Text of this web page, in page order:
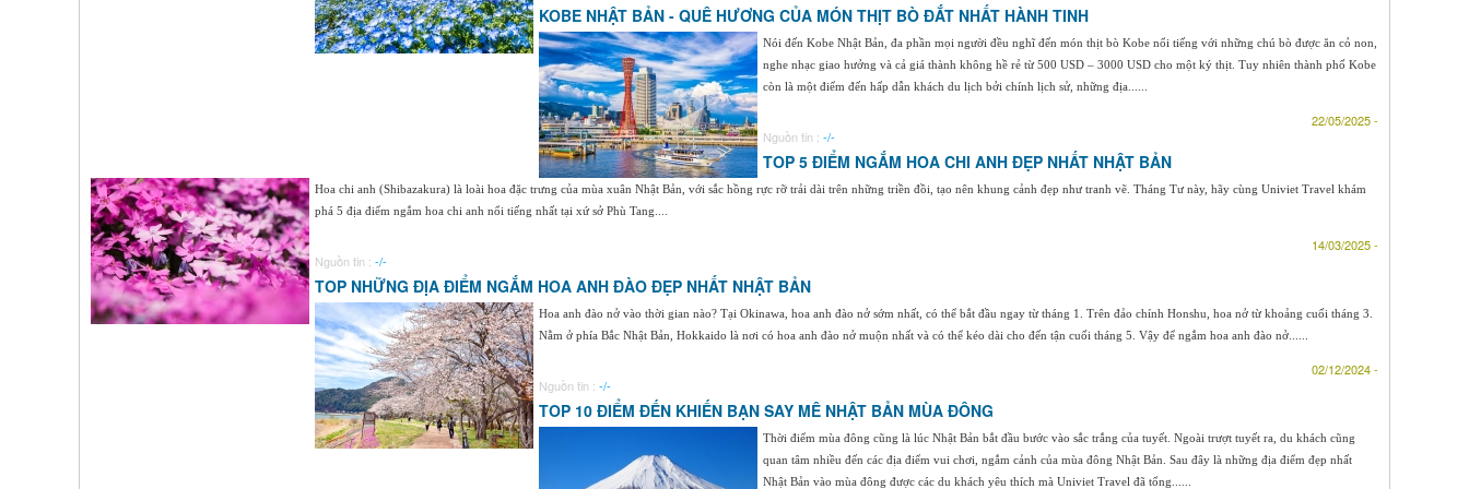
KOBE NHẬT BẢN - QUÊ HƯƠNG CỦA MÓN THỊT BÒ ĐẮT NHẤT HÀNH TINH
Nói đến Kobe Nhật Bản, đa phần mọi người đều nghĩ đến món thịt bò Kobe nổi tiếng với những chú bò được ăn cỏ non,
nghe nhạc giao hưởng và cả giá thành không hề rẻ từ 500 USD – 3000 USD cho một ký thịt. Tuy nhiên thành phố Kobe
còn là một điểm đến hấp dẫn khách du lịch bởi chính lịch sử, những địa......
22/05/2025 -
Nguồn tin : -/-
TOP 5 ĐIỂM NGẮM HOA CHI ANH ĐẸP NHẤT NHẬT BẢN
Hoa chi anh (Shibazakura) là loài hoa đặc trưng của mùa xuân Nhật Bản, với sắc hồng rực rỡ trải dài trên những triền đồi, tạo nên khung cảnh đẹp như tranh vẽ. Tháng Tư này, hãy cùng Univiet Travel khám
phá 5 địa điểm ngắm hoa chi anh nổi tiếng nhất tại xứ sở Phù Tang....
14/03/2025 -
Nguồn tin : -/-
TOP NHỮNG ĐỊA ĐIỂM NGẮM HOA ANH ĐÀO ĐẸP NHẤT NHẬT BẢN
Hoa anh đào nở vào thời gian nào? Tại Okinawa, hoa anh đào nở sớm nhất, có thể bắt đầu ngay từ tháng 1. Trên đảo chính Honshu, hoa nở từ khoảng cuối tháng 3.
Nằm ở phía Bắc Nhật Bản, Hokkaido là nơi có hoa anh đào nở muộn nhất và có thể kéo dài cho đến tận cuối tháng 5. Vậy để ngắm hoa anh đào nở......
02/12/2024 -
Nguồn tin : -/-
TOP 10 ĐIỂM ĐẾN KHIẾN BẠN SAY MÊ NHẬT BẢN MÙA ĐÔNG
Thời điểm mùa đông cũng là lúc Nhật Bản bắt đầu bước vào sắc trắng của tuyết. Ngoài trượt tuyết ra, du khách cũng
quan tâm nhiều đến các địa điểm vui chơi, ngắm cảnh của mùa đông Nhật Bản. Sau đây là những địa điểm đẹp nhất
Nhật Bản vào mùa đông được các du khách yêu thích mà Univiet Travel đã tổng......